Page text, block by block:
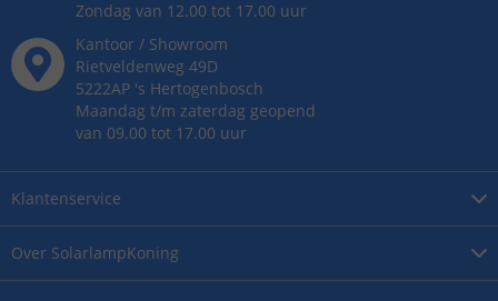
Over SolarlampKoning
Klantenservice
Zondag van 12.00 tot 17.00 uur
Kantoor / Showroom
Rietveldenweg 49D
5222AP 's Hertogenbosch
Maandag t/m zaterdag geopend
van 09.00 tot 17.00 uur